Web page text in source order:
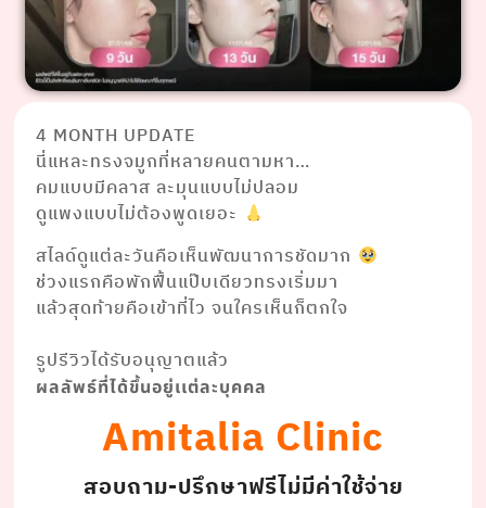
4 MONTH UPDATE
นี่แหละทรงจมูกที่หลายคนตามหา…
คมแบบมีคลาส ละมุนแบบไม่ปลอม
ดูแพงแบบไม่ต้องพูดเยอะ
สไลด์ดูแต่ละวันคือเห็นพัฒนาการชัดมาก
ช่วงแรกคือพักฟื้นแป๊บเดียวทรงเริ่มมา
แล้วสุดท้ายคือเข้าที่ไว จนใครเห็นก็ตกใจ
รูปรีวิวได้รับอนุญาตแล้ว
ผลลัพธ์ที่ได้ขึ้นอยู่เเต่ละบุคคล
Amitalia Clinic
สอบถาม-ปรึกษาฟรีไม่มีค่าใช้จ่าย